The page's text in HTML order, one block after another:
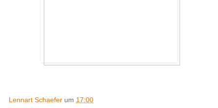
Lennart Schaefer um 17:00